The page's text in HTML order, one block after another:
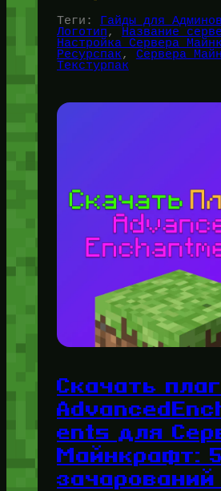
Теги: Гайды для Админов
Логотип, Название
Настройка Сервера
Ресурспак, Сервера
Текстурпак
Скачать
ents для
Майнкрафт:
зачарований